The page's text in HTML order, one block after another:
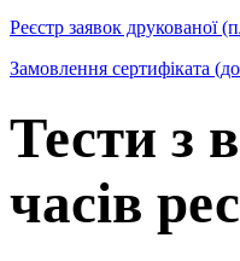
Реєстр заявок друкованої
Замовлення сертифіката
Тести з
часів